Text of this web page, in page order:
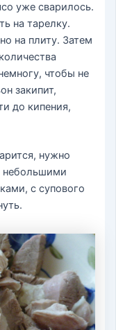
уже сварилось.
на тарелку.
на плиту. Затем
чтобы не
закипит,
до кипения,
нужно
небольшими
с супового